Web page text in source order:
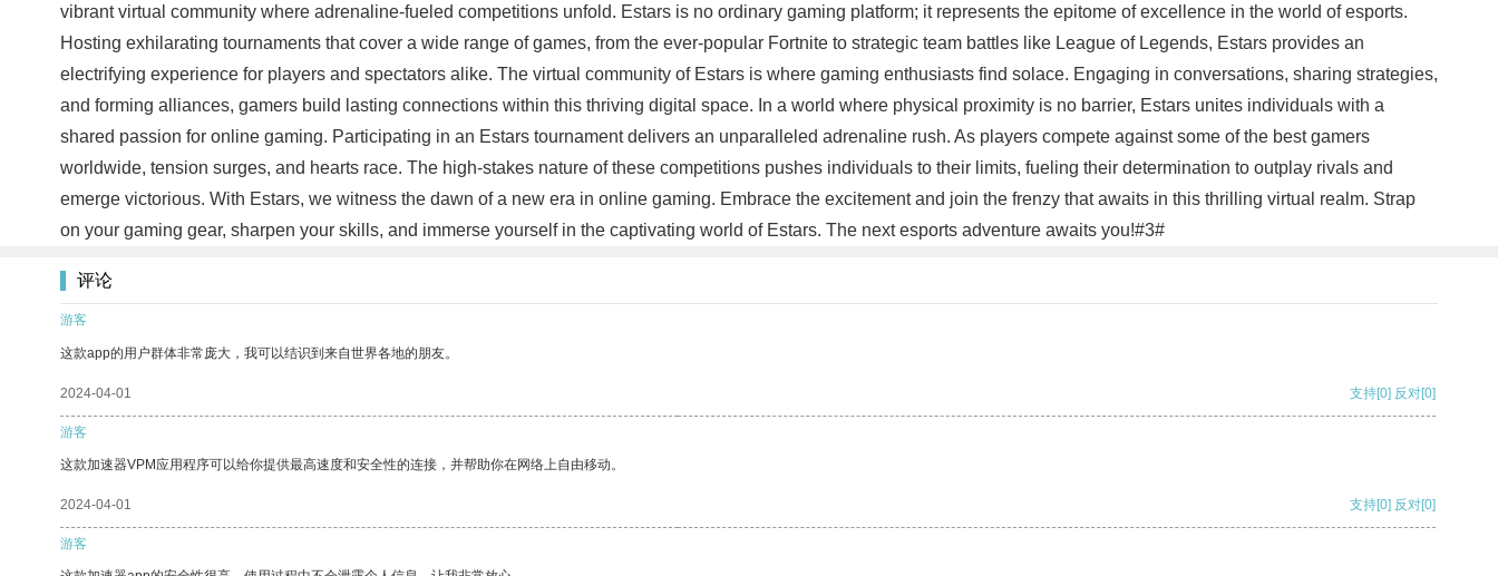
vibrant virtual community where adrenaline-fueled competitions unfold. Estars is no ordinary gaming platform; it represents the epitome of excellence in the world of esports.
Hosting exhilarating tournaments that cover a wide range of games, from the ever-popular Fortnite to strategic team battles like League of Legends, Estars provides an
electrifying experience for players and spectators alike. The virtual community of Estars is where gaming enthusiasts find solace. Engaging in conversations, sharing strategies,
and forming alliances, gamers build lasting connections within this thriving digital space. In a world where physical proximity is no barrier, Estars unites individuals with a
shared passion for online gaming. Participating in an Estars tournament delivers an unparalleled adrenaline rush. As players compete against some of the best gamers
worldwide, tension surges, and hearts race. The high-stakes nature of these competitions pushes individuals to their limits, fueling their determination to outplay rivals and
emerge victorious. With Estars, we witness the dawn of a new era in online gaming. Embrace the excitement and join the frenzy that awaits in this thrilling virtual realm. Strap
on your gaming gear, sharpen your skills, and immerse yourself in the captivating world of Estars. The next esports adventure awaits you!#3#
评论
游客
这款app的用户群体非常庞大，我可以结识到来自世界各地的朋友。
2024-04-01 支持[0] 反对[0]
游客
这款加速器VPM应用程序可以给你提供最高速度和安全性的连接，并帮助你在网络上自由移动。
2024-04-01 支持[0] 反对[0]
游客